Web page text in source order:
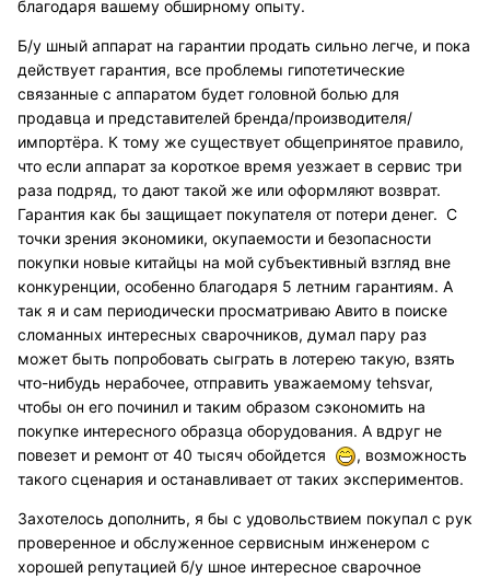
благодаря вашему обширному опыту.
Б/у шный аппарат на гарантии продать сильно легче, и пока
действует гарантия, все проблемы гипотетические
связанные с аппаратом будет головной болью для
продавца и представителей бренда/производителя/
импортёра. К тому же существует общепринятое правило,
что если аппарат за короткое время уезжает в сервис три
раза подряд, то дают такой же или оформляют возврат.
Гарантия как бы защищает покупателя от потери денег. С
точки зрения экономики, окупаемости и безопасности
покупки новые китайцы на мой субъективный взгляд вне
конкуренции, особенно благодаря 5 летним гарантиям. А
так я и сам периодически просматриваю Авито в поиске
сломанных интересных сварочников, думал пару раз
может быть попробовать сыграть в лотерею такую, взять
что-нибудь нерабочее, отправить уважаемому tehsvar,
чтобы он его починил и таким образом сэкономить на
покупке интересного образца оборудования. А вдруг не
повезет и ремонт от 40 тысяч обойдется
, возможность
такого сценария и останавливает от таких экспериментов.
Захотелось дополнить, я бы с удовольствием покупал с рук
проверенное и обслуженное сервисным инженером с
хорошей репутацией б/у шное интересное сварочное